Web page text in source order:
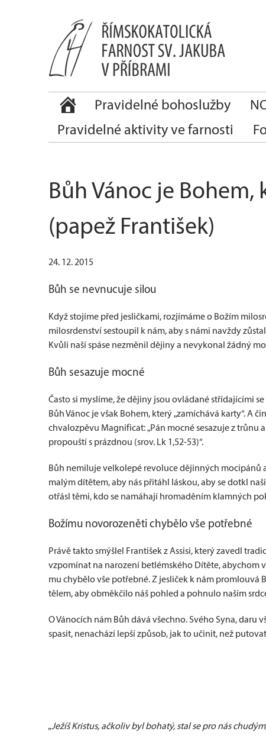
Pravidelné bohoslužby
Pravidelné aktivity ve farnosti
Bůh Vánoc je Bohem,
(papež František)
24. 12. 2015
Bůh se nevnucuje silou
Když stojíme před jesličkami, rozjímáme o Božím
milosrdenství sestoupil k nám, aby s námi navždy
Kvůli naší spáse nezměnil dějiny a nevykonal žádný
Bůh sesazuje mocné
Často si myslíme, že dějiny jsou ovládané střídajícími
Bůh Vánoc je však Bohem, který „zamíchává karty“. A
chvalozpěvu Magnificat: „Pán mocné sesazuje z
propouští s prázdnou (srov. Lk 1,52-53)“.
Bůh nemiluje velkolepé revoluce dějinných mocipánů
malým dítětem, aby nás přitáhl láskou, aby se dotkl
otřásl těmi, kdo se namáhají hromaděním klamných
Božímu novorozeněti chybělo vše potřebné
Právě takto smýšlel František z Assisi, který zavedl
vzpomínat na narození betlémského Dítěte, abychom
mu chybělo vše potřebné. Z jesliček k nám promlouvá
tělem, aby obměkčilo náš pohled a pohnulo naším
O Vánocích nám Bůh dává všechno. Svého Syna, daru
spasit, nenachází lepší způsob, jak to učinit, než
„Ježíš Kristus, ačkoliv byl bohatý, stal se pro nás